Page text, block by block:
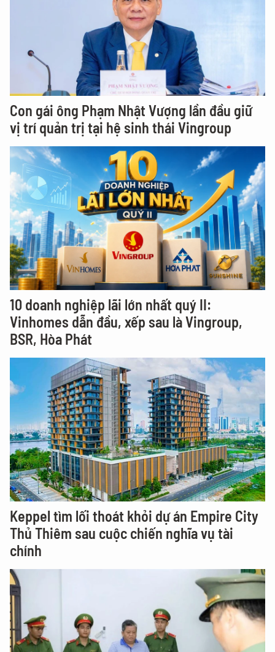
Con gái ông Phạm Nhật Vượng lần đầu giữ
vị trí quản trị tại hệ sinh thái Vingroup
10 doanh nghiệp lãi lớn nhất quý II:
Vinhomes dẫn đầu, xếp sau là Vingroup,
BSR, Hòa Phát
Keppel tìm lối thoát khỏi dự án Empire City
Thủ Thiêm sau cuộc chiến nghĩa vụ tài
chính